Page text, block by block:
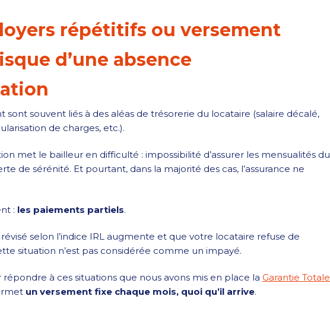
répétitifs ou versement
d’une absence
sont souvent liés à des aléas de trésorerie du locataire (salaire décalé,
de charges, etc.).
met le bailleur en difficulté : impossibilité d’assurer les mensualités du
de sérénité. Et pourtant, dans la majorité des cas, l’assurance ne
: les paiements partiels.
selon l’indice IRL augmente et que votre locataire refuse de
situation n’est pas considérée comme un impayé.
à ces situations que nous avons mis en place la Garantie Totale
un versement fixe chaque mois, quoi qu’il arrive.